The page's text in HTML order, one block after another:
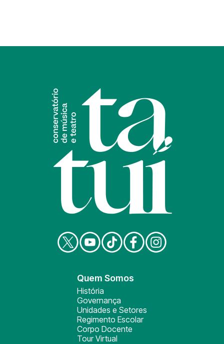
Quem Somos
História
Governança
Unidades e Setores
Regimento Escolar
Corpo Docente
Tour Virtual